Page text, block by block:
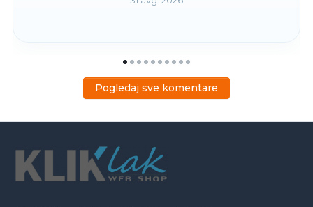
Pogledaj sve komentare